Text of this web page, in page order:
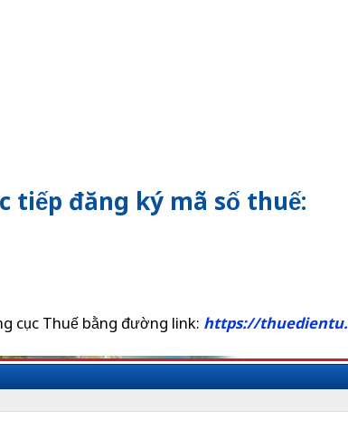
tiếp đăng ký mã số thuế:
cục Thuế bằng đường link:https://